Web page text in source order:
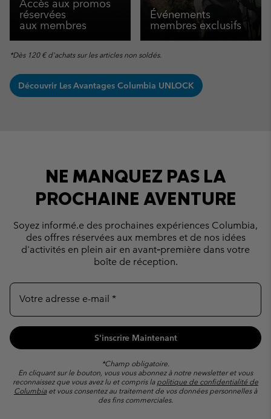
Accès aux promos
réservées
aux membres
Événements
membres exclusifs
*Dès 120 € d'achats sur les articles non soldés.
Découvrir Les Avantages Columbia UNLOCK
NE MANQUEZ PAS LA
PROCHAINE AVENTURE
Soyez informé.e des prochaines expériences Columbia,
des offres réservées aux membres et de nos idées
d'activités en plein air en avant‑première dans votre
boîte de réception.
Votre adresse e-mail
S'inscrire Maintenant
*Champ obligatoire.
En cliquant sur le bouton, vous vous abonnez à notre newsletter et vous
reconnaissez que vous avez lu et compris lapolitique de confidentialité de
Columbiaet vous consentez au traitement de vos données personnelles à
des fins commerciales.